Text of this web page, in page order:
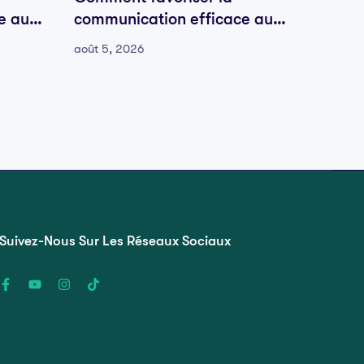
au
communication efficace au
sein de votre équipe
août 5, 2026
Suivez-Nous Sur Les Réseaux Sociaux